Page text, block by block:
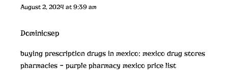
August 2, 2024 at 9:39 am
Dominicsep
buying prescription drugs in mexico: mexico drug stores
pharmacies – purple pharmacy mexico price list